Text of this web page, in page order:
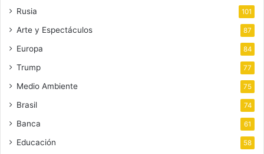
Rusia 101
Arte y Espectáculos 87
Europa 84
Trump 77
Medio Ambiente 75
Brasil 74
Banca 61
Educación 58